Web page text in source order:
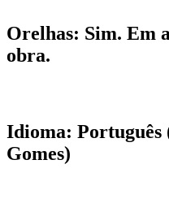
Orelhas: Sim. Em
obra.
Idioma: Português
Gomes)